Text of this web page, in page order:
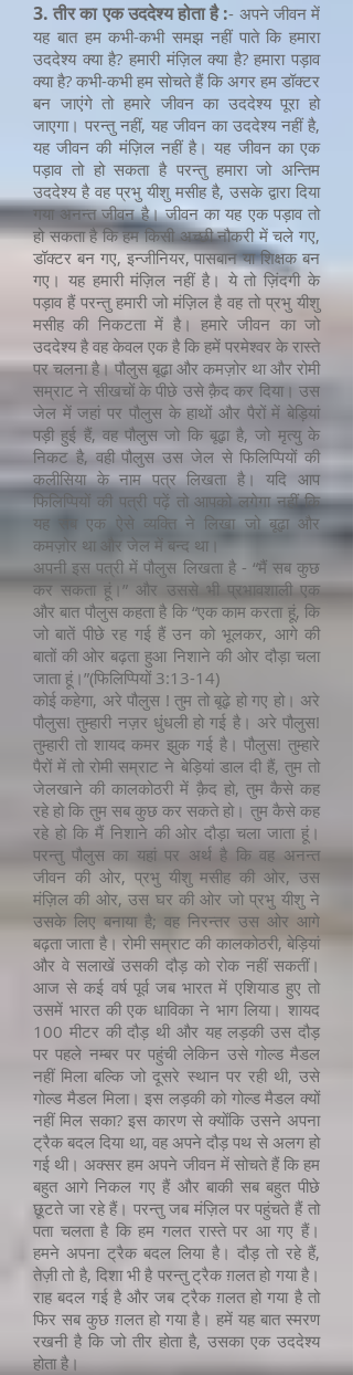
3. तीर का एक उददेश्य होता है :- अपने जीवन में
यह बात हम कभी-कभी समझ नहीं पाते कि हमारा
उददेश्य क्या है? हमारी मंज़िल क्या है? हमारा पड़ाव
क्या है? कभी-कभी हम सोचते हैं कि अगर हम डॉक्टर
बन जाएंगे तो हमारे जीवन का उददेश्य पूरा हो
जाएगा। परन्तु नहीं, यह जीवन का उददेश्य नहीं है,
यह जीवन की मंज़िल नहीं है। यह जीवन का एक
पड़ाव तो हो सकता है परन्तु हमारा जो अन्तिम
उददेश्य है वह प्रभु यीशु मसीह है, उसके द्वारा दिया
गया अनन्त जीवन है। जीवन का यह एक पड़ाव तो
हो सकता है कि हम किसी अच्छी नौकरी में चले गए,
डॉक्टर बन गए, इन्जीनियर, पासबान या शिक्षक बन
गए। यह हमारी मंज़िल नहीं है। ये तो ज़िंदगी के
पड़ाव हैं परन्तु हमारी जो मंज़िल है वह तो प्रभु यीशु
मसीह की निकटता में है। हमारे जीवन का जो
उददेश्य है वह केवल एक है कि हमें परमेश्वर के रास्ते
पर चलना है। पौलुस बूढ़ा और कमज़ोर था और रोमी
सम्राट ने सीखचों के पीछे उसे क़ैद कर दिया। उस
जेल में जहां पर पौलुस के हाथों और पैरों में बेड़ियां
पड़ी हुई हैं, वह पौलुस जो कि बूढ़ा है, जो मृत्यु के
निकट है, वही पौलुस उस जेल से फिलिप्पियों की
कलीसिया के नाम पत्र लिखता है। यदि आप
फिलिप्पियों की पत्री पढ़ें तो आपको लगेगा नहीं कि
यह सब एक ऐसे व्यक्ति ने लिखा जो बूढ़ा और
कमज़ोर था और जेल में बन्द था।
अपनी इस पत्री में पौलुस लिखता है - “मैं सब कुछ
कर सकता हूं।” और उससे भी प्रभावशाली एक
और बात पौलुस कहता है कि “एक काम करता हूं, कि
जो बातें पीछे रह गई हैं उन को भूलकर, आगे की
बातों की ओर बढ़ता हुआ निशाने की ओर दौड़ा चला
जाता हूं।”(फिलिप्पियों 3:13-14)
कोई कहेगा, अरे पौलुस ! तुम तो बूढ़े हो गए हो। अरे
पौलुस! तुम्हारी नज़र धुंधली हो गई है। अरे पौलुस!
तुम्हारी तो शायद कमर झुक गई है। पौलुस! तुम्हारे
पैरों में तो रोमी सम्राट ने बेड़ियां डाल दी हैं, तुम तो
जेलखाने की कालकोठरी में क़ैद हो, तुम कैसे कह
रहे हो कि तुम सब कुछ कर सकते हो। तुम कैसे कह
रहे हो कि मैं निशाने की ओर दौड़ा चला जाता हूं।
परन्तु पौलुस का यहां पर अर्थ है कि वह अनन्त
जीवन की ओर, प्रभु यीशु मसीह की ओर, उस
मंज़िल की ओर, उस घर की ओर जो प्रभु यीशु ने
उसके लिए बनाया है; वह निरन्तर उस ओर आगे
बढ़ता जाता है। रोमी सम्राट की कालकोठरी, बेड़ियां
और वे सलाखें उसकी दौड़ को रोक नहीं सकतीं।
आज से कई वर्ष पूर्व जब भारत में एशियाड हुए तो
उसमें भारत की एक धाविका ने भाग लिया। शायद
100 मीटर की दौड़ थी और यह लड़की उस दौड़
पर पहले नम्बर पर पहुंची लेकिन उसे गोल्ड मैडल
नहीं मिला बल्कि जो दूसरे स्थान पर रही थी, उसे
गोल्ड मैडल मिला। इस लड़की को गोल्ड मैडल क्यों
नहीं मिल सका? इस कारण से क्योंकि उसने अपना
ट्रैक बदल दिया था, वह अपने दौड़ पथ से अलग हो
गई थी। अक्सर हम अपने जीवन में सोचते हैं कि हम
बहुत आगे निकल गए हैं और बाकी सब बहुत पीछे
छूटते जा रहे हैं। परन्तु जब मंज़िल पर पहुंचते हैं तो
पता चलता है कि हम गलत रास्ते पर आ गए हैं।
हमने अपना ट्रैक बदल लिया है। दौड़ तो रहे हैं,
तेज़ी तो है, दिशा भी है परन्तु ट्रैक ग़लत हो गया है।
राह बदल गई है और जब ट्रैक ग़लत हो गया है तो
फिर सब कुछ ग़लत हो गया है। हमें यह बात स्मरण
रखनी है कि जो तीर होता है, उसका एक उददेश्य
होता है।